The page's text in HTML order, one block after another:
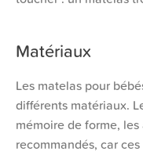
Matériaux
Les matelas pour
différents matériaux.
mémoire de forme,
recommandés, car